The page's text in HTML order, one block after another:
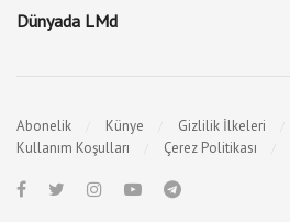
Dünyada LMd
Abonelik Künye Gizlilik İlkeleri
Kullanım Koşulları
Çerez Politikası